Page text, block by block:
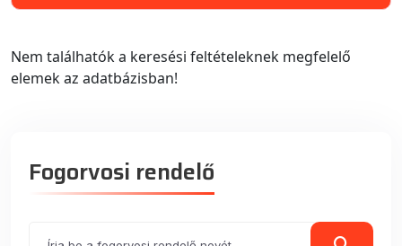
Fogorvosi rendelő
Nem találhatók a keresési feltételeknek megfelelő
elemek az adatbázisban!